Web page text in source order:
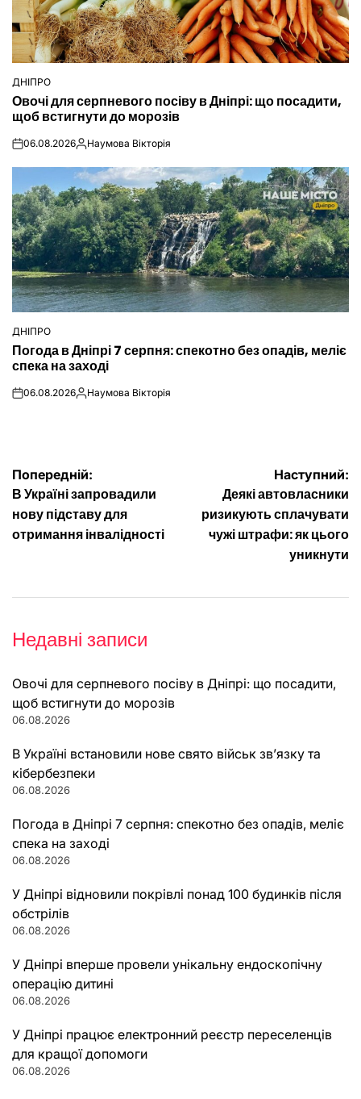
ОПУБЛІКУВАТИ
У
ДНІПРО
Овочі для серпневого посіву в Дніпрі: що посадити,
щоб встигнути до морозів
on06.08.2026Опубліковано
Наумова Вікторія
ОПУБЛІКУВАТИ
ДНІПРО
Погода в Дніпрі 7 серпня: спекотно без опадів, меліє
спека на заході
on06.08.2026Опубліковано
Наумова Вікторія
Навігація
записів
Попередній:
В Україні запровадили
нову підставу для
отримання інвалідності
Наступний:
Деякі автовласники
ризикують сплачувати
чужі штрафи: як цього
уникнути
Недавні записи
Овочі для серпневого посіву в Дніпрі: що посадити,
щоб встигнути до морозів
06.08.2026
В Україні встановили нове свято військ зв’язку та
кібербезпеки
06.08.2026
Погода в Дніпрі 7 серпня: спекотно без опадів, меліє
спека на заході
06.08.2026
У Дніпрі відновили покрівлі понад 100 будинків після
обстрілів
06.08.2026
У Дніпрі вперше провели унікальну ендоскопічну
операцію дитині
06.08.2026
У Дніпрі працює електронний реєстр переселенців
для кращої допомоги
06.08.2026